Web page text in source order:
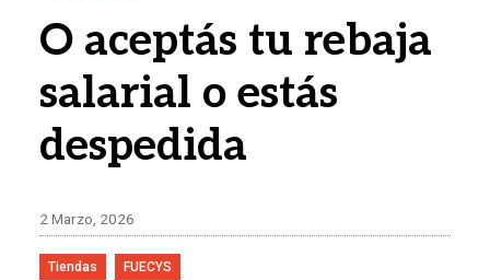
O aceptás tu rebaja
salarial o estás
despedida
2 Marzo, 2026
Tiendas FUECYS